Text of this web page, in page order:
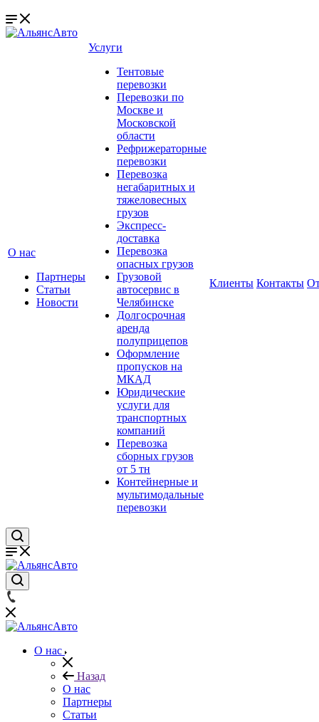
О нас
Партнеры
Статьи
Новости
Услуги
Тентовые
перевозки
Перевозки по
Москве и
Московской
области
Рефрижераторные
перевозки
Перевозка
негабаритных и
тяжеловесных
грузов
Экспресс-
доставка
Перевозка
опасных грузов
Грузовой
автосервис в
Челябинске
Долгосрочная
аренда
полуприцепов
Оформление
пропусков на
МКАД
Юридические
услуги для
транспортных
компаний
Перевозка
сборных грузов
от 5 тн
Контейнерные и
мультимодальные
перевозки
Клиенты Контакты
О нас
Назад
О нас
Партнеры
Статьи